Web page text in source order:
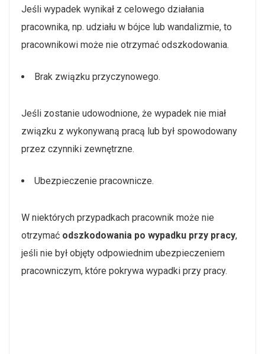
Jeśli wypadek wynikał z celowego działania
pracownika, np. udziału w bójce lub wandalizmie, to
pracownikowi może nie otrzymać odszkodowania.
Brak związku przyczynowego.
Jeśli zostanie udowodnione, że wypadek nie miał
związku z wykonywaną pracą lub był spowodowany
przez czynniki zewnętrzne.
Ubezpieczenie pracownicze.
W niektórych przypadkach pracownik może nie
otrzymać odszkodowania po wypadku przy pracy,
jeśli nie był objęty odpowiednim ubezpieczeniem
pracowniczym, które pokrywa wypadki przy pracy.